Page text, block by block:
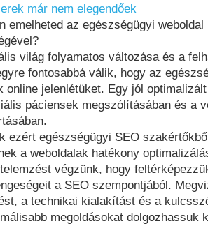
már nem elegendőek
emelheted az egészségügyi
világ folyamatos változása és a
fontosabbá válik, hogy az
online jelenlétüket. Egy jól
páciensek megszólításában és a
ezért egészségügyi SEO
a weboldalak hatékony
végzünk, hogy
a SEO szempontjából.
a technikai kialakítást és a
megoldásokat dolgozhassuk